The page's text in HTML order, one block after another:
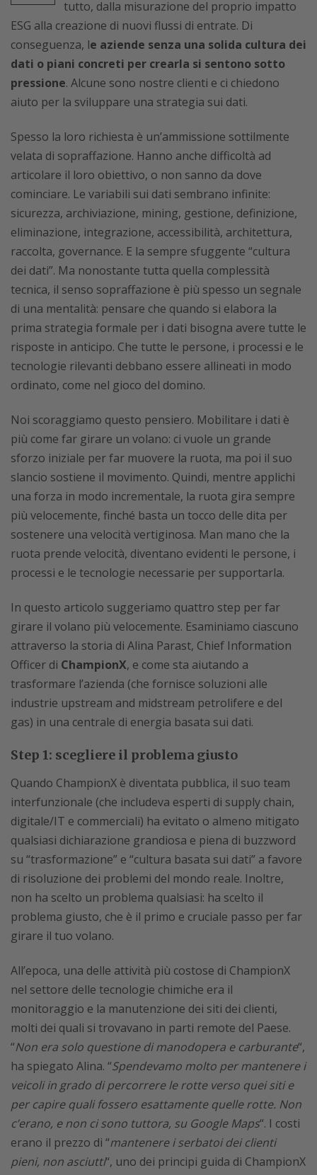
tutto, dalla misurazione del proprio impatto
ESG alla creazione di nuovi flussi di entrate. Di
conseguenza, le aziende senza una solida cultura dei
dati o piani concreti per crearla si sentono sotto
pressione. Alcune sono nostre clienti e ci chiedono
aiuto per la sviluppare una strategia sui dati.
Spesso la loro richiesta è un’ammissione sottilmente
velata di sopraffazione. Hanno anche difficoltà ad
articolare il loro obiettivo, o non sanno da dove
cominciare. Le variabili sui dati sembrano infinite:
sicurezza, archiviazione, mining, gestione, definizione,
eliminazione, integrazione, accessibilità, architettura,
raccolta, governance. E la sempre sfuggente “cultura
dei dati”. Ma nonostante tutta quella complessità
tecnica, il senso sopraffazione è più spesso un segnale
di una mentalità: pensare che quando si elabora la
prima strategia formale per i dati bisogna avere tutte le
risposte in anticipo. Che tutte le persone, i processi e le
tecnologie rilevanti debbano essere allineati in modo
ordinato, come nel gioco del domino.
Noi scoraggiamo questo pensiero. Mobilitare i dati è
più come far girare un volano: ci vuole un grande
sforzo iniziale per far muovere la ruota, ma poi il suo
slancio sostiene il movimento. Quindi, mentre applichi
una forza in modo incrementale, la ruota gira sempre
più velocemente, finché basta un tocco delle dita per
sostenere una velocità vertiginosa. Man mano che la
ruota prende velocità, diventano evidenti le persone, i
processi e le tecnologie necessarie per supportarla.
In questo articolo suggeriamo quattro step per far
girare il volano più velocemente. Esaminiamo ciascuno
attraverso la storia di Alina Parast, Chief Information
Officer di ChampionX, e come sta aiutando a
trasformare l’azienda (che fornisce soluzioni alle
industrie upstream and midstream petrolifere e del
gas) in una centrale di energia basata sui dati.
Step 1: scegliere il problema giusto
Quando ChampionX è diventata pubblica, il suo team
interfunzionale (che includeva esperti di supply chain,
digitale/IT e commerciali) ha evitato o almeno mitigato
qualsiasi dichiarazione grandiosa e piena di buzzword
su “trasformazione” e “cultura basata sui dati” a favore
di risoluzione dei problemi del mondo reale. Inoltre,
non ha scelto un problema qualsiasi: ha scelto il
problema giusto, che è il primo e cruciale passo per far
girare il tuo volano.
All’epoca, una delle attività più costose di ChampionX
nel settore delle tecnologie chimiche era il
monitoraggio e la manutenzione dei siti dei clienti,
molti dei quali si trovavano in parti remote del Paese.
“Non era solo questione di manodopera e carburante“,
ha spiegato Alina. “Spendevamo molto per mantenere i
veicoli in grado di percorrere le rotte verso quei siti e
per capire quali fossero esattamente quelle rotte. Non
c’erano, e non ci sono tuttora, su Google Maps“. I costi
erano il prezzo di “mantenere i serbatoi dei clienti
pieni, non asciutti“, uno dei principi guida di ChampionX